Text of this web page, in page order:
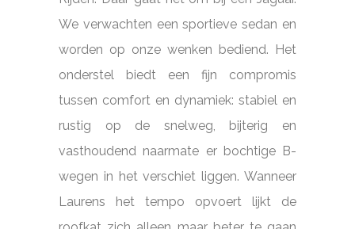
We verwachten een sportieve sedan en
worden op onze wenken bediend. Het
onderstel biedt een fijn compromis
tussen comfort en dynamiek: stabiel en
rustig op de snelweg, bijterig en
vasthoudend naarmate er bochtige B-
wegen in het verschiet liggen. Wanneer
Laurens het tempo opvoert lijkt de